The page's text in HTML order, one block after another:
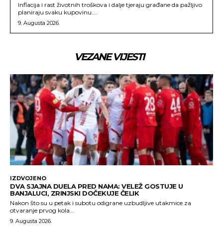
Inflacija i rast životnih troškova i dalje tjeraju građane da pažljivo
planiraju svaku kupovinu....
9. Augusta 2026.
VEZANE VIJESTI
IZDVOJENO
DVA SJAJNA DUELA PRED NAMA: VELEŽ GOSTUJE U
BANJALUCI, ZRINJSKI DOČEKUJE ČELIK
Nakon što su u petak i subotu odigrane uzbudljive utakmice za
otvaranje prvog kola...
9. Augusta 2026.